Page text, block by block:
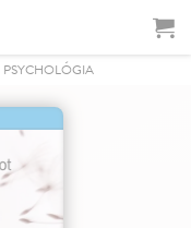
PSYCHOLÓGIA